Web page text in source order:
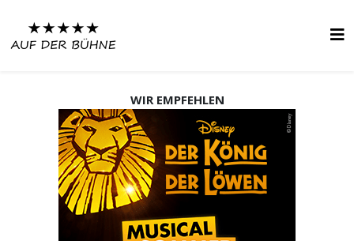
WIR EMPFEHLEN